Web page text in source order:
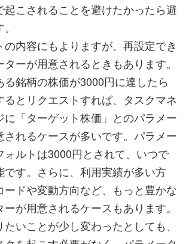
起こされることを避けたかったら避
の内容にもよりますが、再設定でき
ターが用意されるときもあります。
る銘柄の株価が3000円に達したら
るとリクエストすれば、タスクマネ
に「ターゲット株価」とのパラメー
されるケースが多いです。パラメー
ォルトは3000円とされて、いつで
です。さらに、利用実績が多い方
ードや変動方向など、もっと豊かな
が用意されるケースもあります。
いことが少し変わったとしても、